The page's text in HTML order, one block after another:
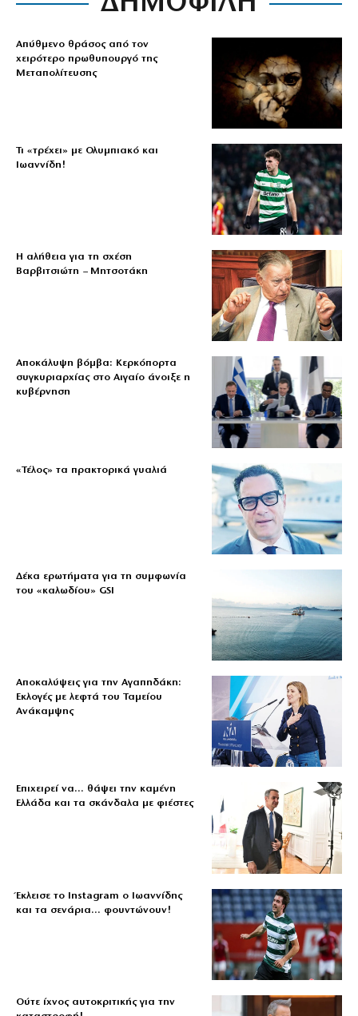
Απύθμενο θράσος από τον
χειρότερο πρωθυπουργό της
Μεταπολίτευσης
Τι «τρέχει» με Ολυμπιακό και
Ιωαννίδη!
Η αλήθεια για τη σχέση
Βαρβιτσιώτη – Μητσοτάκη
Αποκάλυψη βόμβα: Κερκόπορτα
συγκυριαρχίας στο Αιγαίο άνοιξε η
κυβέρνηση
«Τέλος» τα πρακτορικά γυαλιά
Δέκα ερωτήματα για τη συμφωνία
του «καλωδίου» GSI
Αποκαλύψεις για την Αγαπηδάκη:
Εκλογές με λεφτά του Ταμείου
Ανάκαμψης
Επιχειρεί να… θάψει την καμένη
Ελλάδα και τα σκάνδαλα με φιέστες
Έκλεισε το Instagram ο Ιωαννίδης
και τα σενάρια… φουντώνουν!
Ούτε ίχνος αυτοκριτικής για την